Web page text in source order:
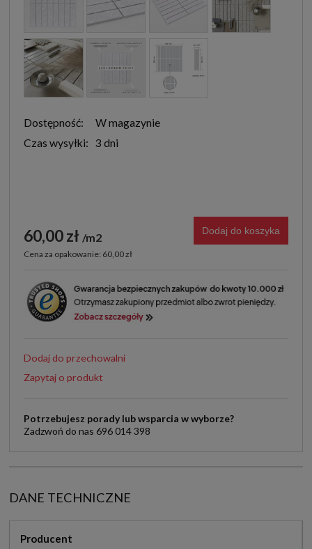
Dostępność:
W magazynie
Czas wysyłki: 3 dni
60,00 zł m2
Cena za opakowanie: 60,00 zł
Dodaj do koszyka
Dodaj do przechowalni
Zapytaj o produkt
Potrzebujesz porady lub wsparcia w wyborze?
Zadzwoń do nas 696 014 398
DANE TECHNICZNE
Producent